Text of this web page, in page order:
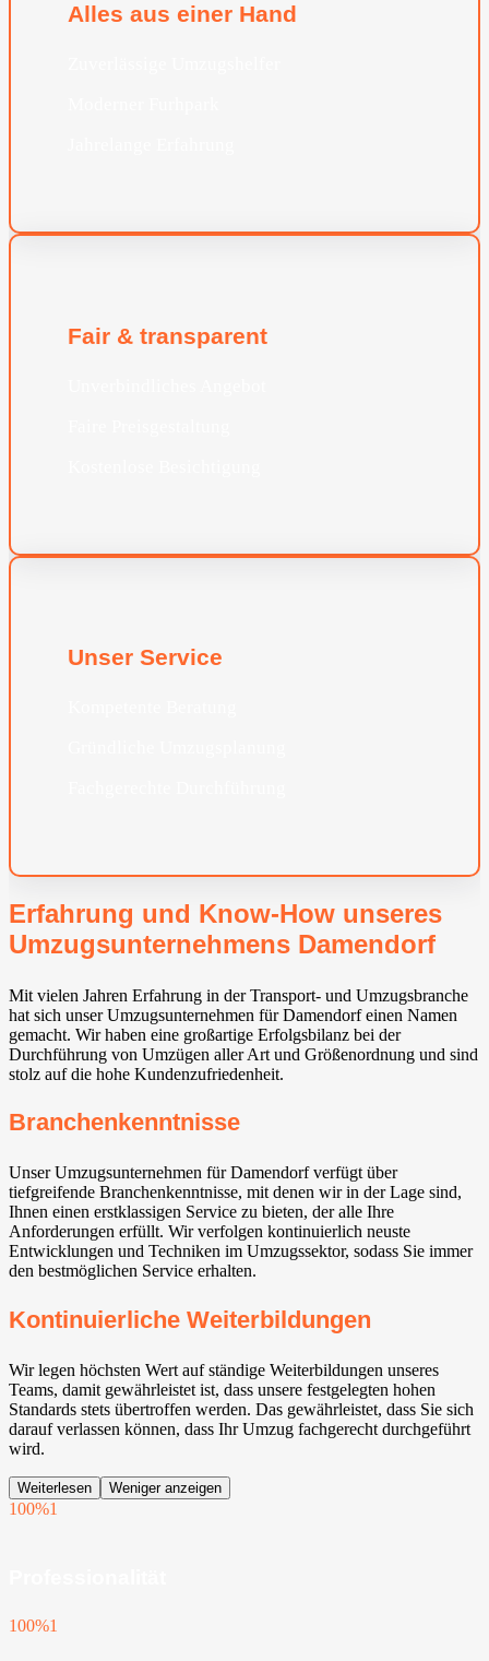
Alles aus einer Hand
Fair & transparent
Unser Service
Erfahrung und Know-How unseres
Umzugsunternehmens Damendorf
Mit vielen Jahren Erfahrung in der Transport- und Umzugsbranche
hat sich unser Umzugsunternehmen für Damendorf einen Namen
gemacht. Wir haben eine großartige Erfolgsbilanz bei der
Durchführung von Umzügen aller Art und Größenordnung und sind
stolz auf die hohe Kundenzufriedenheit.
Branchenkenntnisse
Unser Umzugsunternehmen für Damendorf verfügt über
tiefgreifende Branchenkenntnisse, mit denen wir in der Lage sind,
Ihnen einen erstklassigen Service zu bieten, der alle Ihre
Anforderungen erfüllt. Wir verfolgen kontinuierlich neuste
Entwicklungen und Techniken im Umzugssektor, sodass Sie immer
den bestmöglichen Service erhalten.
Kontinuierliche Weiterbildungen
Wir legen höchsten Wert auf ständige Weiterbildungen unseres
Teams, damit gewährleistet ist, dass unsere festgelegten hohen
Standards stets übertroffen werden. Das gewährleistet, dass Sie sich
darauf verlassen können, dass Ihr Umzug fachgerecht durchgeführt
wird.
Weiterlesen Weniger anzeigen
100%1
100%1